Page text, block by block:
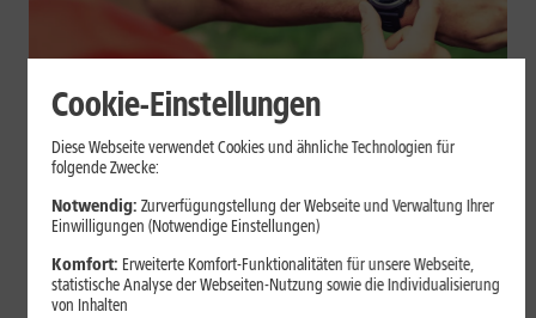
Geräte & Hardware
Smartwatch beim Sport: So
unterstützt sie Dein Training
Eine Smartwatch macht Belastung, Tempo und Trainingsablauf
sichtbar. Erfahre, wie Du Pulsmessung, Herzfrequenzzonen, GPS,
Cookie-Einstellungen
Diese Webseite verwendet Cookies und ähnliche Technologien für
folgende Zwecke:
Notwendig: Zurverfügungstellung der Webseite und Verwaltung Ihrer
Einwilligungen (Notwendige Einstellungen)
Komfort: Erweiterte Komfort-Funktionalitäten für unsere Webseite,
statistische Analyse der Webseiten-Nutzung sowie die Individualisierung
von Inhalten